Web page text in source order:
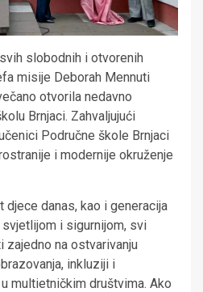
slobodnih i otvorenih
misije Deborah Mennuti
otvorila nedavno
Brnjaci. Zahvaljujući
Područne škole Brnjaci
i modernije okruženje
djece danas, kao i generacija
i sigurnijom, svi
na ostvarivanju
inkluziji i
multietničkim društvima. Ako